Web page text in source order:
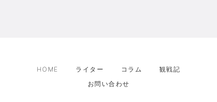
HOME ライター コラム
観戦記
お問い合わせ